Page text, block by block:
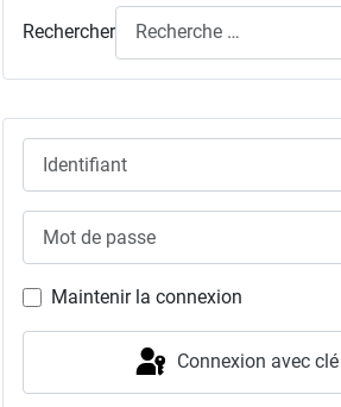
Maintenir la connexion
Connexion avec
Rechercher